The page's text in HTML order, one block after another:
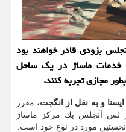
بزودی قادر خواهند بود
ماساژ در یك ساحل
مجازی تجربه كنند.
و به نقل از انگجت، مقرر
لس آنجلس یك مركز ماساژ
مورد در نوع خود است.